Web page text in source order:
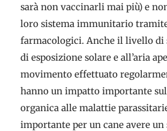
sarà non vaccinarli mai più) e
loro sistema immunitario
farmacologici. Anche il livello di
di esposizione solare e all’aria
movimento effettuato
hanno un impatto importante
organica alle malattie
importante per un cane avere un